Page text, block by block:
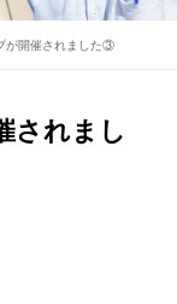
が開催されました③
されまし